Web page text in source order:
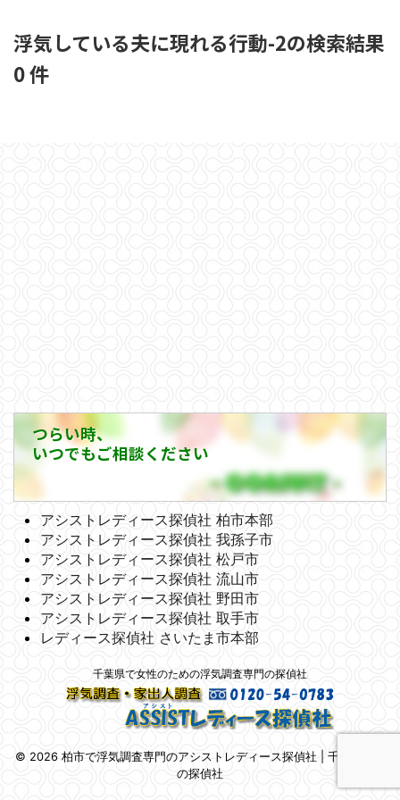
浮気している夫に現れる行動-2の検索結果
0 件
つらい時、
いつでもご相談ください
アシストレディース探偵社 柏市本部
アシストレディース探偵社 我孫子市
アシストレディース探偵社 松戸市
アシストレディース探偵社 流山市
アシストレディース探偵社 野田市
アシストレディース探偵社 取手市
レディース探偵社 さいたま市本部
千葉県で女性のための浮気調査専門の探偵社
© 2026 柏市で浮気調査専門のアシストレディース探偵社 | 千葉県柏市
の探偵社